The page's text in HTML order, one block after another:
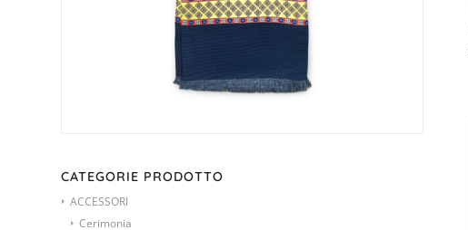
CATEGORIE PRODOTTO
ACCESSORI
Cerimonia